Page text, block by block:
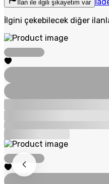
İlan ile ilgili şikayetim var
İlgini çekebilecek diğer